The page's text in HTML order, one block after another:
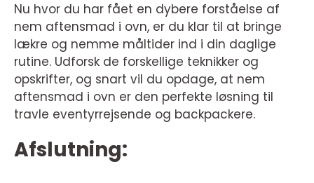
Nu hvor du har fået en dybere forståelse af
nem aftensmad i ovn, er du klar til at bringe
lækre og nemme måltider ind i din daglige
rutine. Udforsk de forskellige teknikker og
opskrifter, og snart vil du opdage, at nem
aftensmad i ovn er den perfekte løsning til
travle eventyrrejsende og backpackere.
Afslutning: